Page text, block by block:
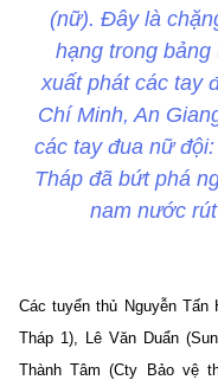
(nữ). Đây là
hạng trong
xuất phát các tay
Chí Minh, An
các tay đua nữ
Tháp đã bứt phá
nam nước
Các tuyển thủ Nguyễn Tấn
Tháp 1), Lê Văn Duẩn
Thành Tâm (Cty Bảo vệ